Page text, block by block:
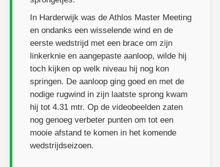
In Harderwijk was de Athlos Master Meeting
en ondanks een wisselende wind en de
eerste wedstrijd met een brace om zijn
linkerknie en aangepaste aanloop, wilde hij
toch kijken op welk niveau hij nog kon
springen. De aanloop ging goed en met de
nodige rugwind in zijn laatste sprong kwam
hij tot 4.31 mtr. Op de videobeelden zaten
nog genoeg verbeter punten om tot een
mooie afstand te komen in het komende
wedstrijdseizoen.